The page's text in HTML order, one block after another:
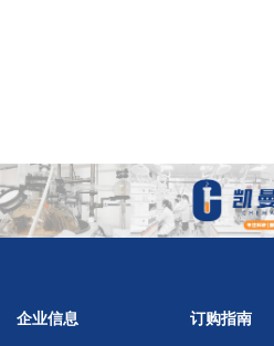
企业信息 订购指南